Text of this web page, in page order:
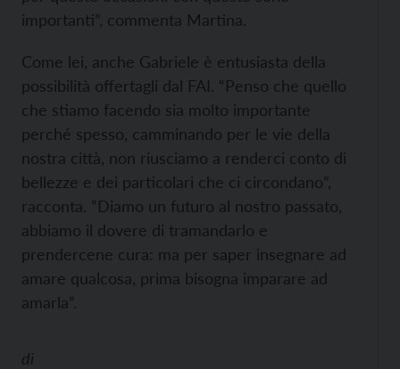
importanti”, commenta Martina.
Come lei, anche Gabriele è entusiasta della
possibilità offertagli dal FAI. “Penso che quello
che stiamo facendo sia molto importante
perché spesso, camminando per le vie della
nostra città, non riusciamo a renderci conto di
bellezze e dei particolari che ci circondano”,
racconta. “Diamo un futuro al nostro passato,
abbiamo il dovere di tramandarlo e
prendercene cura: ma per saper insegnare ad
amare qualcosa, prima bisogna imparare ad
amarla”.
di